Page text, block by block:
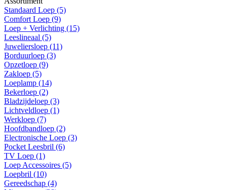
Standaard Loep (5)
Comfort Loep (9)
Loep + Verlichting (15)
Leeslineaal (5)
Juweliersloep (11)
Borduurloep (3)
Opzetloep (9)
Zakloep (5)
Loeplamp (14)
Bekerloep (2)
Bladzijdeloep (3)
Lichtveldloep (1)
Werkloep (7)
Hoofdbandloep (2)
Electronische Loep (3)
Pocket Leesbril (6)
TV Loep (1)
Loep Accessoires (5)
Loepbril (10)
Gereedschap (4)